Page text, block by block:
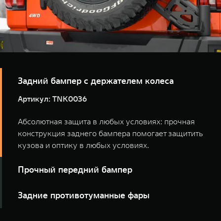
Задний бампер с держателем колеса
Артикул: TNK0036
Абсолютная защита в любых условиях: прочная
конструкция заднего бампера помогает защитить
кузова и оптику в любых условиях.
Прочный передний бампер
Задние противотуманные фары